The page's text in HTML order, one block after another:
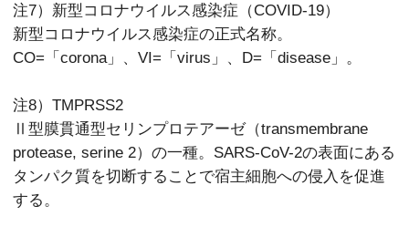
注7）新型コロナウイルス感染症（COVID-19）
新型コロナウイルス感染症の正式名称。
CO=「corona」、VI=「virus」、D=「disease」。
注8）TMPRSS2
Ⅱ型膜貫通型セリンプロテアーゼ（transmembrane
protease, serine 2）の一種。SARS-CoV-2の表面にある
タンパク質を切断することで宿主細胞への侵入を促進
する。